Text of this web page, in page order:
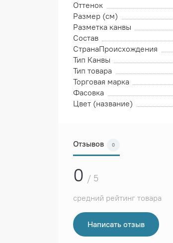
Оттенок
Размер (см)
Разметка канвы
Состав
СтранаПроисхождения
Тип Канвы
Тип товара
Торговая марка
Фасовка
Цвет (название)
Отзывов 0
0 / 5
средний рейтинг товара
Написать отзыв